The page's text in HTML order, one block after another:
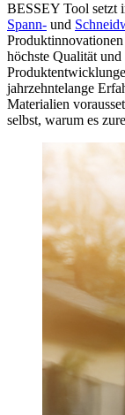
BESSEY Tool setzt
Spann- und
Produktinnovationen
höchste Qualität
jahrzehntelange
Materialien
selbst, warum es